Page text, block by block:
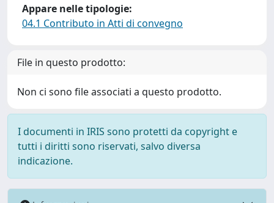
Appare nelle tipologie:
04.1 Contributo in Atti di convegno
File in questo prodotto:
Non ci sono file associati a questo prodotto.
I documenti in IRIS sono protetti da copyright e
tutti i diritti sono riservati, salvo diversa
indicazione.